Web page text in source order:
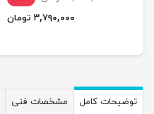
۳,۷۹۰,۰۰۰ تومان
توضیحات کامل مشخصات فنی